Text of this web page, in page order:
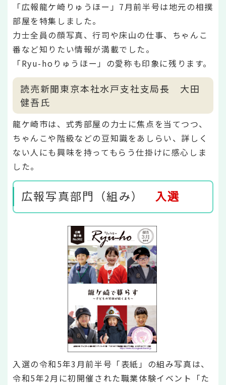
「広報龍ケ崎りゅうほー」7月前半号は地元の相撲
部屋を特集しました。
力士全員の顔写真、行司や床山の仕事、ちゃんこ
番など知りたい情報が満載でした。
「Ryu-hоりゅうほー」の愛称も印象に残ります。
読売新聞東京本社水戸支社支局長 大田
健吾氏
龍ケ崎市は、式秀部屋の力士に焦点を当てつつ、
ちゃんこや階級などの豆知識をあしらい、詳しく
ない人にも興味を持ってもらう仕掛けに感心しま
した。
広報写真部門（組み） 入選
入選の令和5年3月前半号「表紙」の組み写真は、
令和5年2月に初開催された職業体験イベント「た